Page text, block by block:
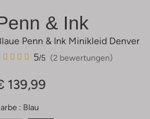
& Ink
Penn & Ink Minikleid Denver
(2 bewertungen)
5/5
139,99
: Blau